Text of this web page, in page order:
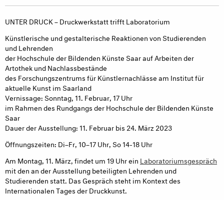
UNTER DRUCK – Druckwerkstatt trifft Laboratorium
Künstlerische und gestalterische Reaktionen von Studierenden
und Lehrenden
der Hochschule der Bildenden Künste Saar auf Arbeiten der
Artothek und Nachlassbestände
des Forschungszentrums für Künstlernachlässe am Institut für
aktuelle Kunst im Saarland
Vernissage: Sonntag, 11. Februar, 17 Uhr
im Rahmen des Rundgangs der Hochschule der Bildenden Künste
Saar
Dauer der Ausstellung: 11. Februar bis 24. März 2023
Öffnungszeiten: Di–Fr, 10–17 Uhr, So 14-18 Uhr
Am Montag, 11. März, findet um 19 Uhr ein Laboratoriumsgespräch
mit den an der Ausstellung beteiligten Lehrenden und
Studierenden statt. Das Gespräch steht im Kontext des
Internationalen Tages der Druckkunst.